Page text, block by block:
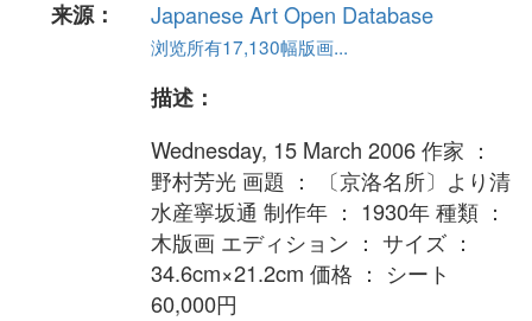
来源：
Japanese Art Open Database
浏览所有17,130幅版画...
描述：
Wednesday, 15 March 2006 作家 ：
野村芳光 画題 ： 〔京洛名所〕より清
水産寧坂通 制作年 ： 1930年 種類 ：
木版画 エディション ： サイズ ：
34.6cm×21.2cm 価格 ： シート
60,000円